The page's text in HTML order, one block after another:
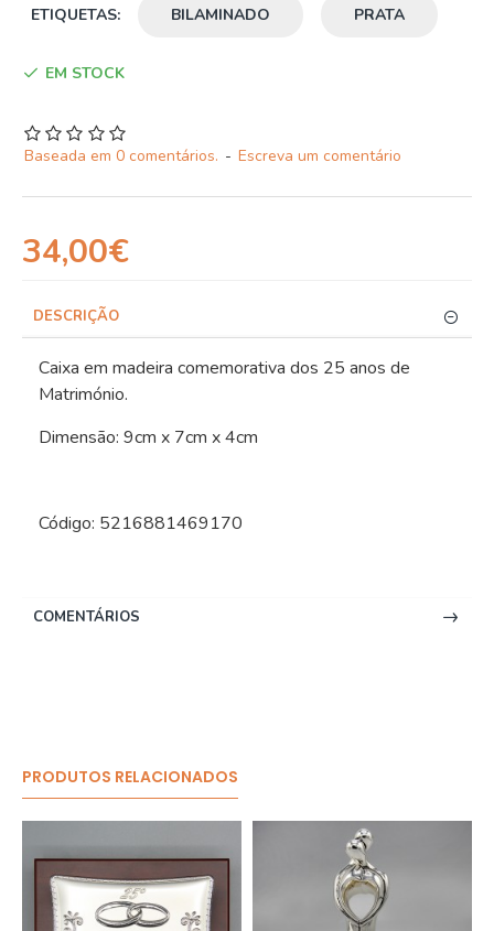
ETIQUETAS: BILAMINADO PRATA
EM STOCK
Baseada em 0 comentários. - Escreva um comentário
34,00€
DESCRIÇÃO
Caixa em madeira comemorativa dos 25 anos de
Matrimónio.
Dimensão: 9cm x 7cm x 4cm
Código: 5216881469170
COMENTÁRIOS
PRODUTOS RELACIONADOS